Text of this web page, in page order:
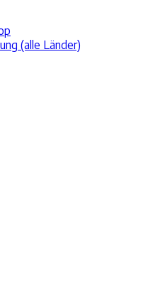
(alle Länder)